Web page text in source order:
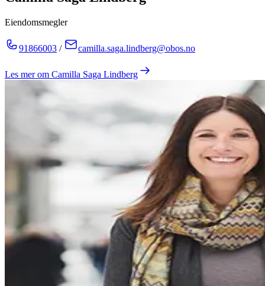
Eiendomsmegler
91866003 / camilla.saga.lindberg@obos.no
Les mer om Camilla Saga Lindberg